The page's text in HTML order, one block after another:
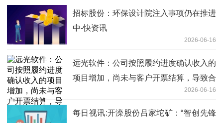
招标股份：环保设计院注入事项仍在推进
中-快资讯
2026-06-16
远光软件：公司按照履约进度确认收入的
项目增加，尚未与客户开票结算，导致合
同资产较年初有所增长 今日要闻2026-06-16
每日视讯:开滦股份吕家坨矿：“智创先锋